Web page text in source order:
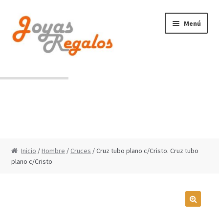
a
la
navegación
al
contenido
Menú
Inicio /Hombre / Cruces / Cruz tubo plano c/Cristo. Cruz tubo
plano c/Cristo